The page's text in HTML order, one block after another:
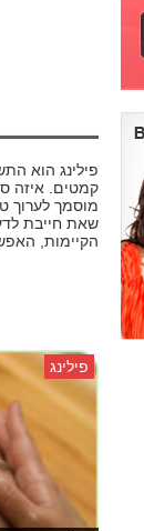
פילינג הוא
קמטים. איזה
מוסמך לערוך
שאת חייבת
הקיימות,
פילינג